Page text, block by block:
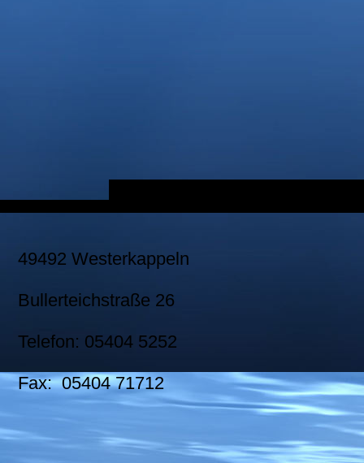
49492 Westerkappeln
Bullerteichstraße 26
Telefon: 05404 5252
Fax: 05404 71712